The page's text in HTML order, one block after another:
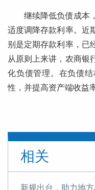
继续降低负债成本
适度调降存款利率。近
别是定期存款利率，已
从原则上来讲，农商银
化负债管理。在负债
性，并提高资产端收益
相关